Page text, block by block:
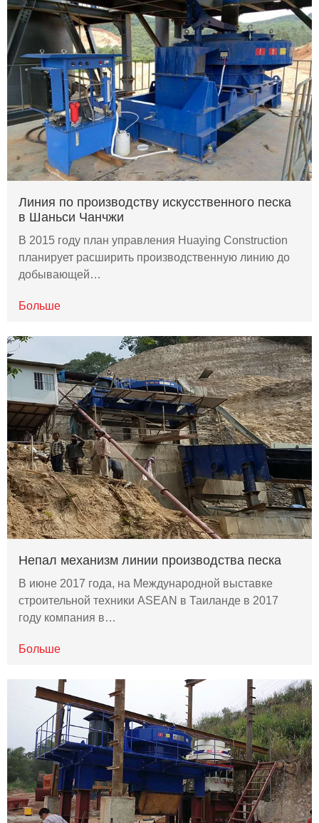
Линия по производству искусственного песка
в Шаньси Чанчжи
В 2015 году план управления Huaying Construction
планирует расширить производственную линию до
добывающей…
Больше
Непал механизм линии производства песка
В июне 2017 года, на Международной выставке
строительной техники ASEAN в Таиланде в 2017
году компания в…
Больше